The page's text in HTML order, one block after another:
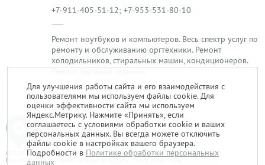
+7-911-405-51-12; +7-953-531-80-10
Ремонт ноутбуков и компьютеров. Весь спектр услуг по
ремонту и обслуживанию оргтехники. Ремонт
холодильников, стиральных машин, кондиционеров.
Ремонт бытовой техники.
1
© 2014-2026. «Мой Сервис-Гид» – проект группы «Текарт».
При любом использовании материалов ресурса ссылка обязательна.
Для улучшения работы сайта и его взаимодействия с
пользователями мы используем файлы cookie. Для
оценки эффективности сайта мы используем
Яндекс.Метрику. Нажмите «Принять», если
соглашаетесь с условиями обработки cookie и ваших
персональных данных. Вы всегда можете отключить
файлы cookie в настройках вашего браузера.
Подробности в Политике обработки персональных
данных